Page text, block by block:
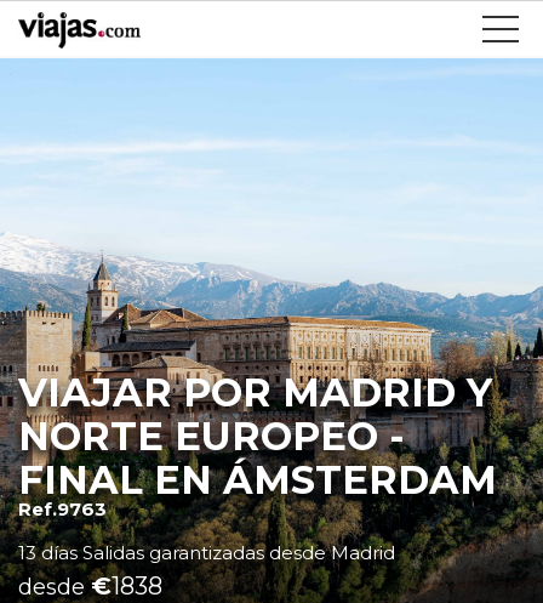
VIAJAR POR MADRID Y
NORTE EUROPEO -
FINAL EN ÁMSTERDAM
Ref.9763
13 días Salidas garantizadas desde Madrid
desde€1838